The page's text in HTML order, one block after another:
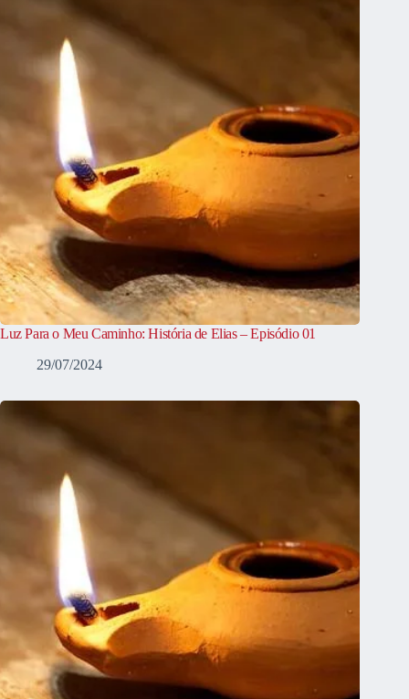
Luz Para o Meu Caminho: História de Elias – Episódio 01
29/07/2024